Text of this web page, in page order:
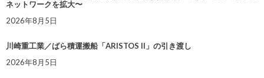
ネットワークを拡大〜
2026年8月5日
川崎重工業／ばら積運搬船「ARISTOS II」の引き渡し
2026年8月5日